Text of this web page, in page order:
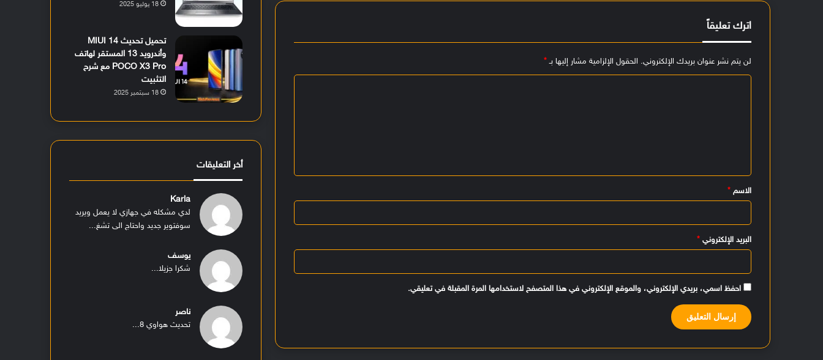
اترك تعليقاً
لن يتم نشر عنوان بريدك الإلكتروني. الحقول الإلزامية مشار إليها بـ*
الاسم*
البريد الإلكتروني*
احفظ اسمي، بريدي الإلكتروني، والموقع الإلكتروني في هذا المتصفح لاستخدامها المرة المقبلة في تعليقي.
18 يوليو 2025
تحميل تحديث MIUI 14
وأندرويد 13 المستقر لهاتف
POCO X3 Pro مع شرح
التثبيت
18 سبتمبر 2025
أخر التعليقات
Karla
لدي مشكله في جهازي لا يعمل ويريد
سوفتوير جديد واحتاج الى تشغ...
يوسف
شكرا جزيلا...
ناصر
تحديث هواوي 8...